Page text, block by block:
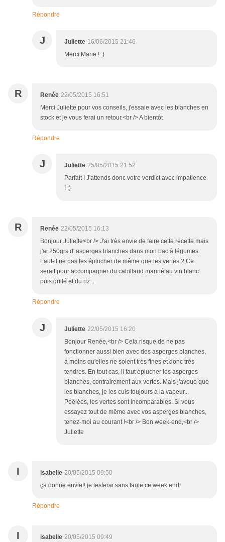
Répondre
J Juliette 16/06/2015 21:46
Merci Marie ! :)
R Renée 22/05/2015 16:51
Merci Juliette pour vos conseils, j'essaie avec les blanches en
stock et je vous ferai un retour.<br /> A bientôt
Répondre
J Juliette 25/05/2015 21:52
Parfait ! J'attends donc votre verdict avec impatience
! ;)
R Renée 22/05/2015 16:13
Bonjour Juliette<br /> J'ai très envie de faire cette recette mais
j'ai 250grs d' asperges blanches dans mon bac à légumes.
Faut-il ne pas les éplucher de même que les vertes ? Ce
serait pour accompagner du cabillaud mariné au vin blanc
puis grillé et du riz...
Répondre
J Juliette 22/05/2015 16:20
Bonjour Renée,<br /> Cela risque de ne pas
fonctionner aussi bien avec des asperges blanches,
à moins qu'elles ne soient très fines et donc très
tendres. En tout cas, il faut éplucher les asperges
blanches, contrairement aux vertes. Mais j'avoue que
les blanches, je les cuis toujours à la vapeur...
Poêlées, les vertes sont incomparables. Si vous
essayez tout de même avec vos asperges blanches,
tenez-moi au courant !<br /> Bon week-end,<br />
Juliette
I isabelle 20/05/2015 09:50
ça donne envie!! je testerai sans faute ce week end!
Répondre
I isabelle 20/05/2015 09:49